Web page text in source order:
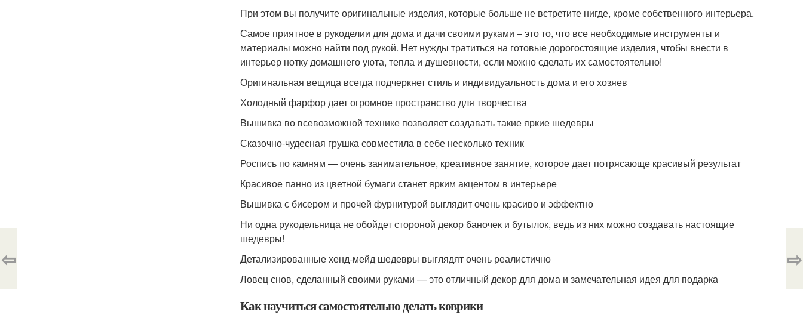
При этом вы получите оригинальные изделия, которые больше не встретите нигде, кроме собственного интерьера.
Самое приятное в рукоделии для дома и дачи своими руками – это то, что все необходимые инструменты и
материалы можно найти под рукой. Нет нужды тратиться на готовые дорогостоящие изделия, чтобы внести в
интерьер нотку домашнего уюта, тепла и душевности, если можно сделать их самостоятельно!
Оригинальная вещица всегда подчеркнет стиль и индивидуальность дома и его хозяев
Холодный фарфор дает огромное пространство для творчества
Вышивка во всевозможной технике позволяет создавать такие яркие шедевры
Сказочно-чудесная грушка совместила в себе несколько техник
Роспись по камням — очень занимательное, креативное занятие, которое дает потрясающе красивый результат
Красивое панно из цветной бумаги станет ярким акцентом в интерьере
Вышивка с бисером и прочей фурнитурой выглядит очень красиво и эффектно
Ни одна рукодельница не обойдет стороной декор баночек и бутылок, ведь из них можно создавать настоящие
шедевры!
Детализированные хенд-мейд шедевры выглядят очень реалистично
Ловец снов, сделанный своими руками — это отличный декор для дома и замечательная идея для подарка
Как научиться самостоятельно делать коврики
⇦ ⇨